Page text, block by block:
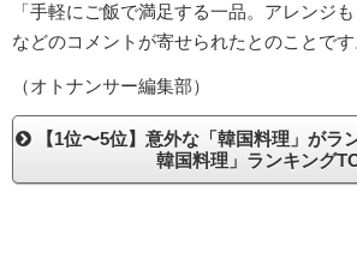
「手軽にご飯で満足する一品。アレンジ
などのコメントが寄せられたとのことです
（オトナンサー編集部）
【1位〜5位】意外な「韓国料理」が
韓国料理」ランキング